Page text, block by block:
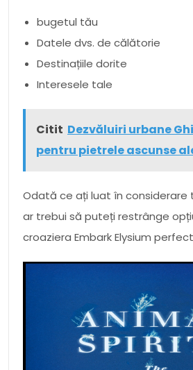
bugetul tău
Datele dvs. de călătorie
Destinațiile dorite
Interesele tale
Citit Dezvăluiri urbane
pentru pietrele ascunse
Odată ce ați luat în
ar trebui să puteți restrânge
croaziera Embark Elysium